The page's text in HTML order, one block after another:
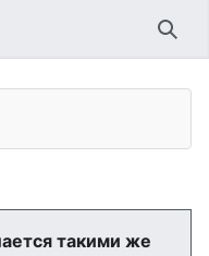
такими же